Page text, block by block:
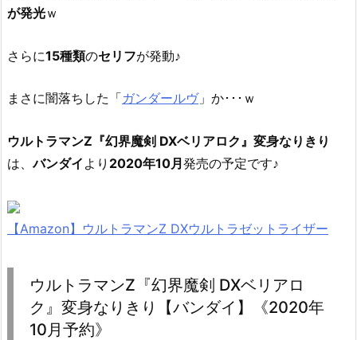
が発光ｗ
さらに15種類のセリフが発動♪
まさに闇落ちした「ガンダールヴ」か･･･ｗ
ウルトラマンZ『幻界魔剣 DXベリアロク』変身なりきり
は、バンダイ より 2020年10月発売の予定です♪
【Amazon】ウルトラマンZ DXウルトラゼットライザー
ウルトラマンZ『幻界魔剣 DXベリアロ
ク』変身なりきり【バンダイ】《2020年
10月予約》